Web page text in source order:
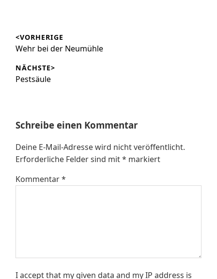
<VORHERIGE
Vorheriger
Wehr bei der Neumühle
NÄCHSTE>
Nächster
Pestsäule
Schreibe einen Kommentar
Deine E-Mail-Adresse wird nicht veröffentlicht.
Erforderliche Felder sind mit* markiert
Kommentar*
I accept that my given data and my IP address is